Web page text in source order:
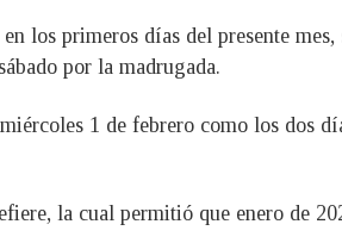
los primeros días del presente
por la madrugada.
1 de febrero como los dos
la cual permitió que enero de